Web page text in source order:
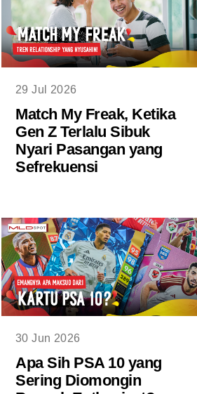
29 Jul 2026
Match My Freak, Ketika
Gen Z Terlalu Sibuk
Nyari Pasangan yang
Sefrekuensi
30 Jun 2026
Apa Sih PSA 10 yang
Sering Diomongin